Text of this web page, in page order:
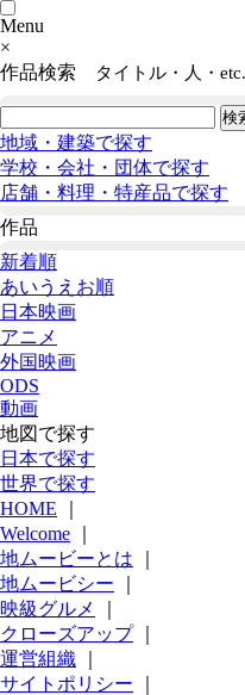
Menu
×
作品検索
タイトル・人・etc.
地域・建築で探す
学校・会社・団体で探す
店舗・料理・特産品で探す
作品
新着順
あいうえお順
日本映画
アニメ
外国映画
ODS
動画
地図で探す
日本で探す
世界で探す
HOME
Welcome
地ムービーとは
地ムービシー
映級グルメ
クローズアップ｜
運営組織
サイトポリシー